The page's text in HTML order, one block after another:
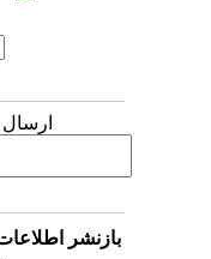
ارسال
بازنشر اطلاعات